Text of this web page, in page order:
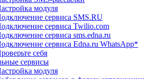
модуля
сервиса SMS.RU
сервиса Twilio.com
сервиса sms.edna.ru
сервиса Edna.ru WhatsApp*
себя
сервисы
модуля